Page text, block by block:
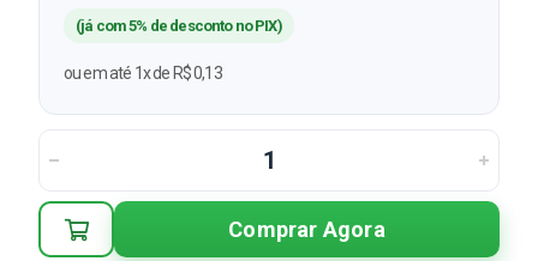
(já com 5% de desconto no PIX)
ou em até 1x de R$ 0,13
Comprar Agora